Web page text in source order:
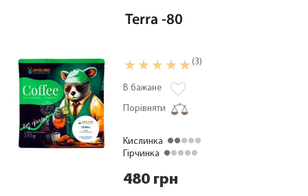
Terra -80
(3)
В бажане
Порівняти
Кислинка
Гірчинка
480 грн